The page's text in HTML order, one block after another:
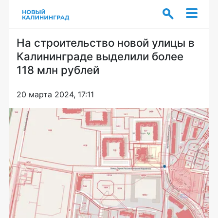
На строительство новой улицы в
Калининграде выделили более
118 млн рублей
20 марта 2024, 17:11